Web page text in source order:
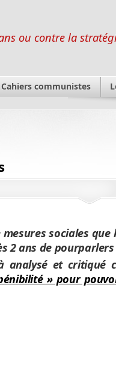
ou contre la
Cahiers communistes
sociales que
2 ans de pourparlers
analysé et critiqué
» pour